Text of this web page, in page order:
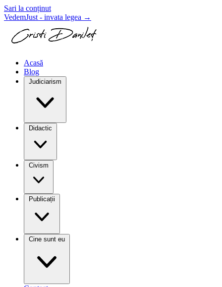
Sari la conținut
VedemJust - invata legea →
Acasă
Blog
Judiciarism
Didactic
Civism
Publicații
Cine sunt eu